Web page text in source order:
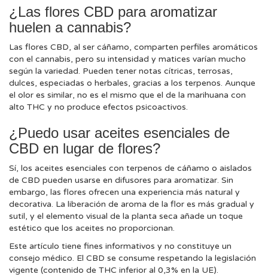
¿Las flores CBD para aromatizar
huelen a cannabis?
Las flores CBD, al ser cáñamo, comparten perfiles aromáticos
con el cannabis, pero su intensidad y matices varían mucho
según la variedad. Pueden tener notas cítricas, terrosas,
dulces, especiadas o herbales, gracias a los terpenos. Aunque
el olor es similar, no es el mismo que el de la marihuana con
alto THC y no produce efectos psicoactivos.
¿Puedo usar aceites esenciales de
CBD en lugar de flores?
Sí, los aceites esenciales con terpenos de cáñamo o aislados
de CBD pueden usarse en difusores para aromatizar. Sin
embargo, las flores ofrecen una experiencia más natural y
decorativa. La liberación de aroma de la flor es más gradual y
sutil, y el elemento visual de la planta seca añade un toque
estético que los aceites no proporcionan.
Este artículo tiene fines informativos y no constituye un
consejo médico. El CBD se consume respetando la legislación
vigente (contenido de THC inferior al 0,3% en la UE).